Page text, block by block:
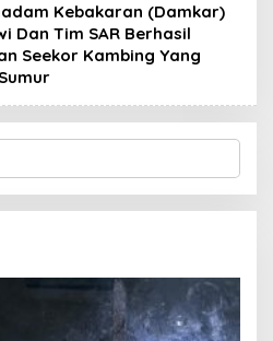
Kebakaran (Damkar)
Dan Tim SAR Berhasil
Seekor Kambing Yang